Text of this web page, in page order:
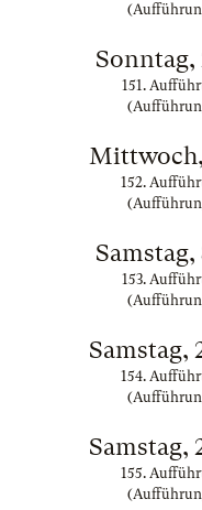
Sonntag,
151.
Mittwoch,
152.
153.
Samstag,
154.
Samstag,
155.